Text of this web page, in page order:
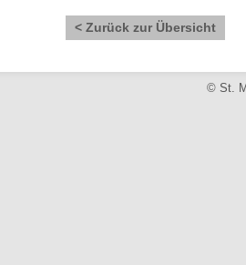
< Zurück zur Übersicht
© St.